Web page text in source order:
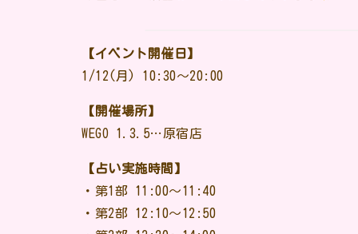
【イベント開催日】
1/12(月) 10:30〜20:00
【開催場所】
WEGO 1.3.5…原宿店
【占い実施時間】
・第1部 11:00〜11:40
・第2部 12:10〜12:50